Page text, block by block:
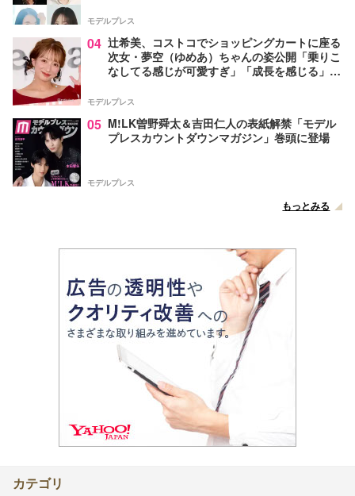
モデルプレス
04 辻希美、コストコでショッピングカートに座る
次女・夢空（ゆめあ）ちゃんの姿公開「乗りこ
なしてる感じが可愛すぎ」「成長を感じる」の
モデルプレス
05 M!LK曽野舜太＆吉田仁人の表紙解禁「モデル
プレスカウントダウンマガジン」巻頭に登場
モデルプレス
もっとみる
カテゴリ